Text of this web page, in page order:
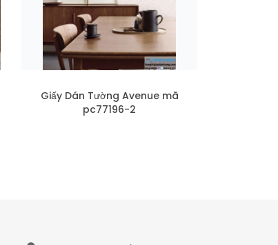
Giấy Dán Tường Avenue mã
pc77196-2